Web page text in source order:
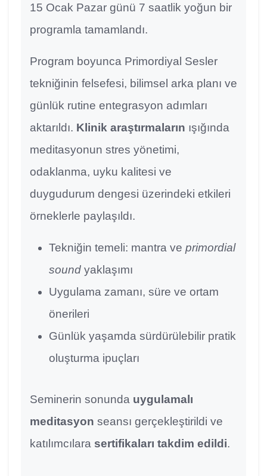
15 Ocak Pazar günü 7 saatlik yoğun bir
programla tamamlandı.
Program boyunca Primordiyal Sesler
tekniğinin felsefesi, bilimsel arka planı ve
günlük rutine entegrasyon adımları
aktarıldı. Klinik araştırmaların ışığında
meditasyonun stres yönetimi,
odaklanma, uyku kalitesi ve
duygudurum dengesi üzerindeki etkileri
örneklerle paylaşıldı.
Tekniğin temeli: mantra ve primordial
sound yaklaşımı
Uygulama zamanı, süre ve ortam
önerileri
Günlük yaşamda sürdürülebilir pratik
oluşturma ipuçları
Seminerin sonunda uygulamalı
meditasyon seansı gerçekleştirildi ve
katılımcılara sertifikaları takdim edildi.